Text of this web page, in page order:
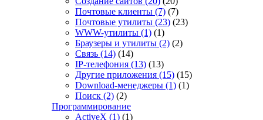
Почтовые клиенты (7) (7)
Почтовые утилиты (23) (23)
WWW-утилиты (1) (1)
Браузеры и утилиты (2) (2)
Связь (14) (14)
IP-телефония (13) (13)
Другие приложения (15) (15)
Download-менеджеры (1) (1)
Поиск (2) (2)
Программирование
ActiveX (1) (1)